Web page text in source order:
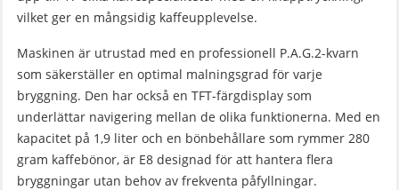
vilket ger en mångsidig kaffeupplevelse.
Maskinen är utrustad med en professionell P.A.G.2-kvarn
som säkerställer en optimal malningsgrad för varje
bryggning. Den har också en TFT-färgdisplay som
underlättar navigering mellan de olika funktionerna. Med en
kapacitet på 1,9 liter och en bönbehållare som rymmer 280
gram kaffebönor, är E8 designad för att hantera flera
bryggningar utan behov av frekventa påfyllningar.